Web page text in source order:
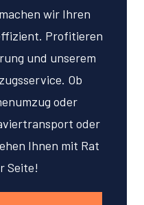
wir Ihren
Profitieren
und unserem
Ob
oder
oder
Ihnen mit Rat
Seite!